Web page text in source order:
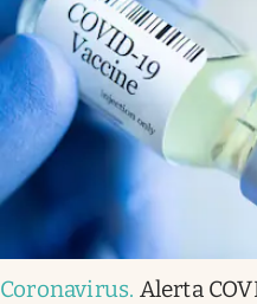
Coronavirus. Alerta